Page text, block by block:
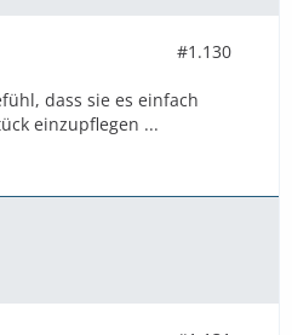
#1.130
dass sie es einfach
einzupflegen ...